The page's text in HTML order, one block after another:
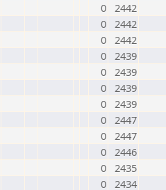
0 2442
0 2442
0 2442
0 2439
0 2439
0 2439
0 2439
0 2447
0 2447
0 2446
0 2435
0 2434